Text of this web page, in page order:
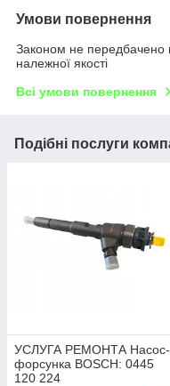
Умови повернення
Законом не передбачено
належної якості
Всі умови повернення
Подібні послуги
УСЛУГА РЕМОНТА Насос-
форсунка BOSCH: 0445
120 224